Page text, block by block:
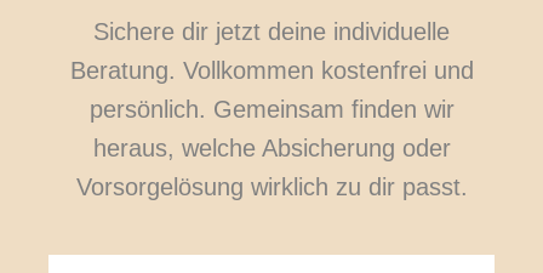
Sichere dir jetzt deine individuelle
Beratung. Vollkommen kostenfrei und
persönlich. Gemeinsam finden wir
heraus, welche Absicherung oder
Vorsorgelösung wirklich zu dir passt.